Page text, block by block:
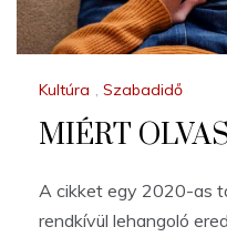
Kultúra Szabadidő
MIÉRT
A cikket egy 2020-as
rendkívül lehangoló